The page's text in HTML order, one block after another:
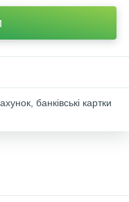
банківські картки